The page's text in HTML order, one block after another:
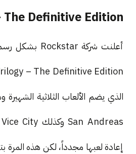
The Definitive Edition
إعادة لعبها مجدداً، لكن هذه